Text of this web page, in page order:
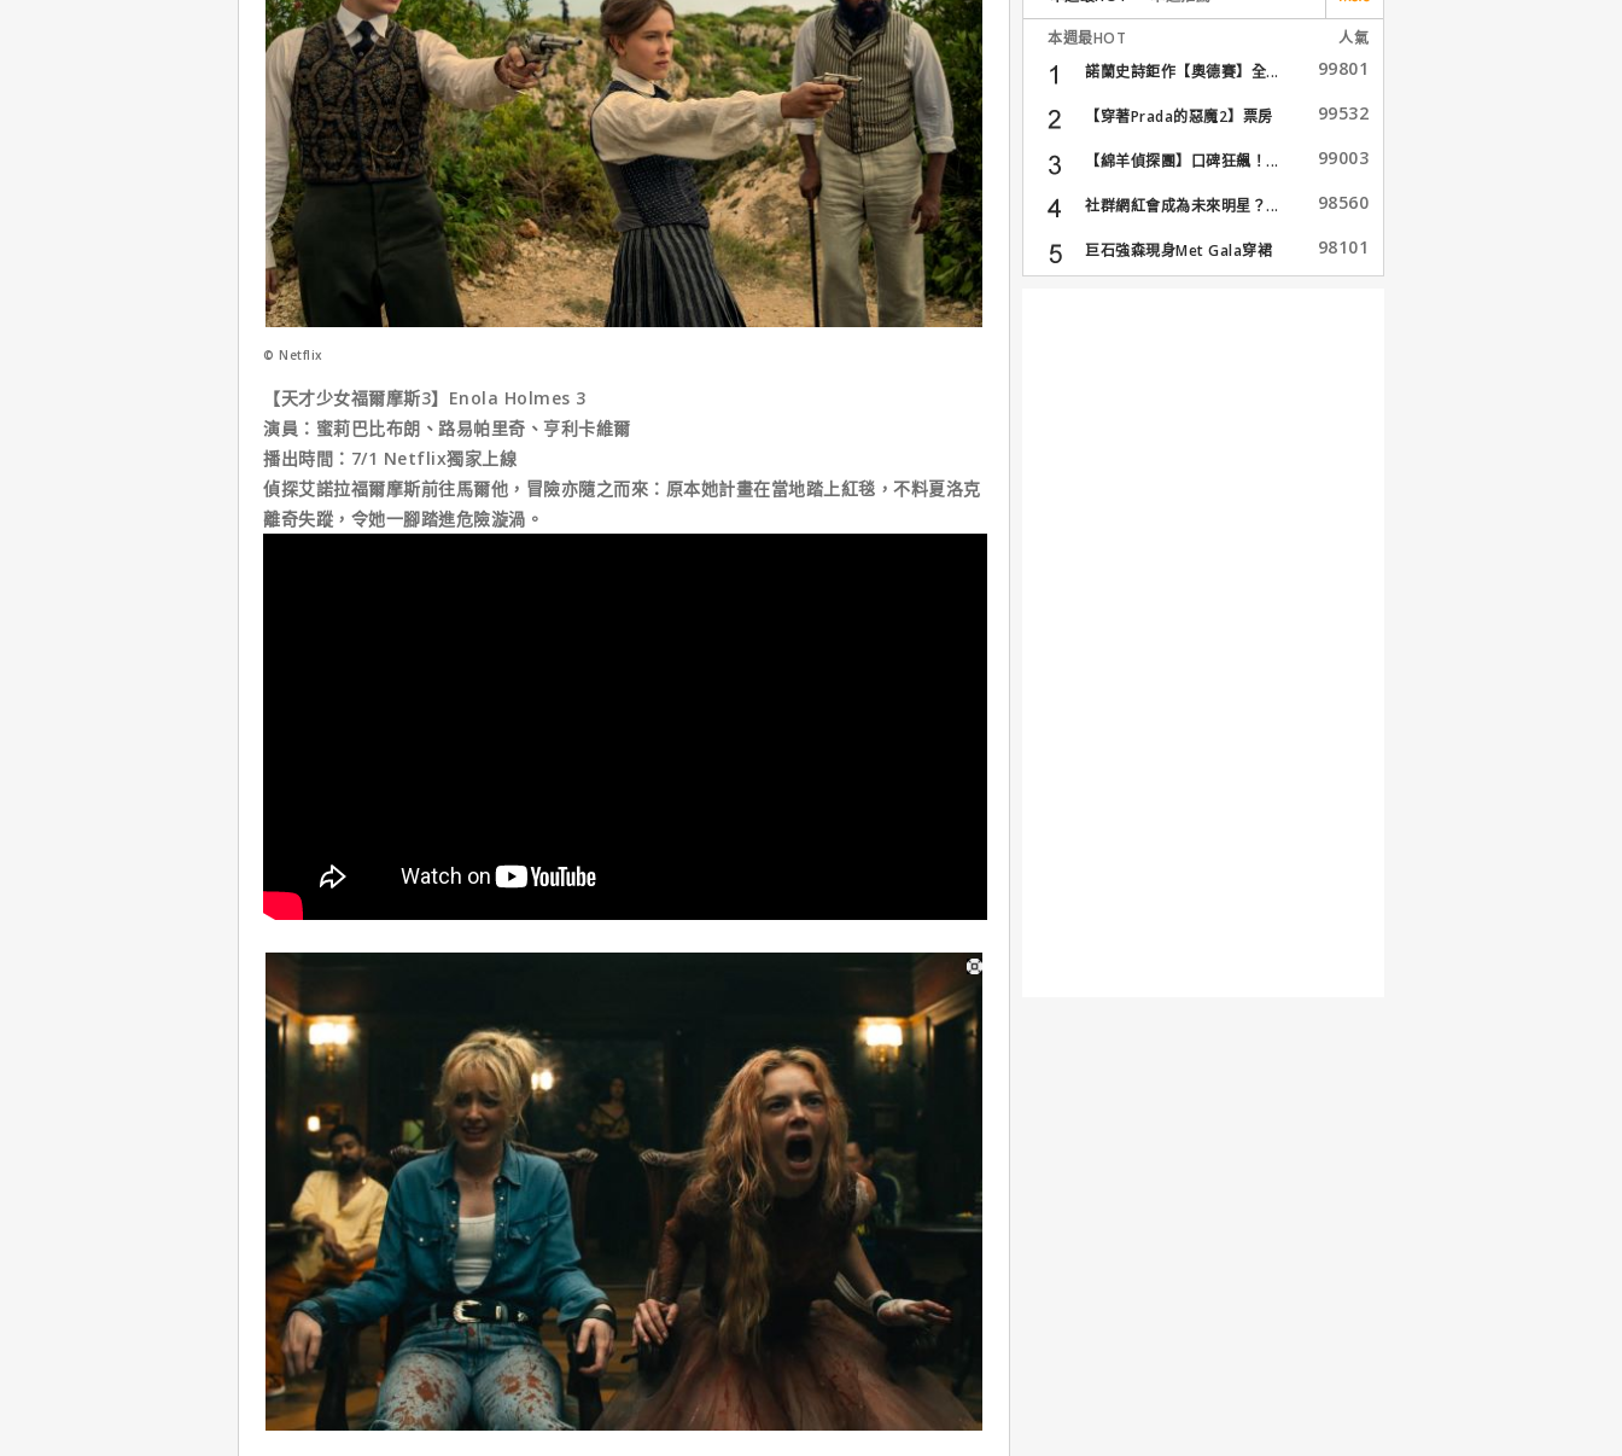
© Netflix
【天才少女福爾摩斯3】Enola Holmes 3
演員：蜜莉巴比布朗、路易帕里奇、亨利卡維爾
播出時間：7/1 Netflix獨家上線
偵探艾諾拉福爾摩斯前往馬爾他，冒險亦隨之而來：原本她計畫在當地踏上紅毯，不料夏洛克
離奇失蹤，令她一腳踏進危險漩渦。
本週最HOT
人氣
諾蘭史詩鉅作【奧德賽】全...
99801
【穿著Prada的惡魔2】票房
99532
【綿羊偵探團】口碑狂飆！... 99003
社群網紅會成為未來明星？... 98560
巨石強森現身Met Gala穿裙
子...
98101